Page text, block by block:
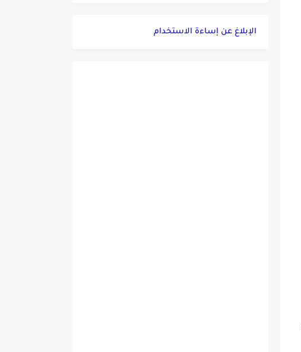
الإبلاغ عن إساءة الاستخدام